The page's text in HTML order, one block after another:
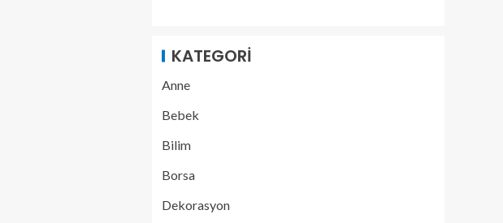
KATEGORI
Anne
Bebek
Bilim
Borsa
Dekorasyon